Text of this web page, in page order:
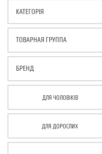
ТОВАРНАЯ ГРУППА
БРЕНД
ДЛЯ ЧОЛОВІКІВ
ДЛЯ ДОРОСЛИХ